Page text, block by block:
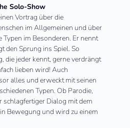
Solo-Show
Vortrag über die
im Allgemeinen und über
Typen im Besonderen. Er nennt
den Sprung ins Spiel. So
die jeder kennt, gerne verdrängt
lieben wird! Auch
alles und erweckt mit seinen
Typen. Ob Parodie,
schlagfertiger Dialog mit dem
Bewegung und wird zu einem